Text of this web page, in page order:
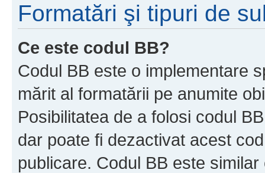
Formatări şi tipuri de
Ce este codul BB?
Codul BB este o implementare
mărit al formatării pe anumite
Posibilitatea de a folosi codul
dar poate fi dezactivat acest
publicare. Codul BB este